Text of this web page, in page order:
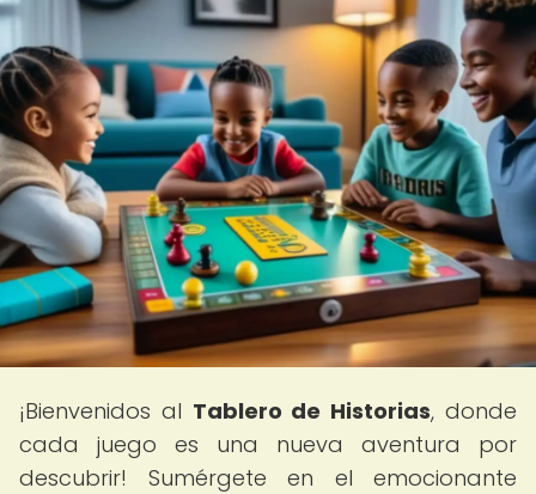
¡Bienvenidos al Tablero de Historias, donde
cada juego es una nueva aventura por
descubrir! Sumérgete en el emocionante